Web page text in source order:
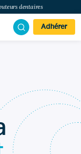
dentaires
Adhérer